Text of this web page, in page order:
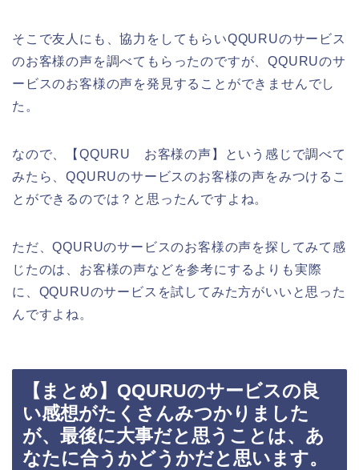
そこで友人にも、協力をしてもらいQQURUのサービス
のお客様の声を調べてもらったのですが、QQURUのサ
ービスのお客様の声を発見することができませんでし
た。
なので、【QQURU お客様の声】という感じで調べて
みたら、QQURUのサービスのお客様の声をみつけるこ
とができるのでは？と思ったんですよね。
ただ、QQURUのサービスのお客様の声を探してみて感
じたのは、お客様の声などを参考にするよりも実際
に、QQURUのサービスを試してみた方がいいと思った
んですよね。
【まとめ】QQURUのサービスの良
い感想がたくさんみつかりました
が、最後に大事だと思うことは、あ
なたに合うかどうかだと思います。